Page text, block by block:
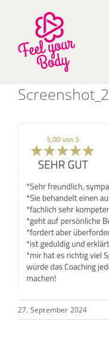
springen
27. September 2024